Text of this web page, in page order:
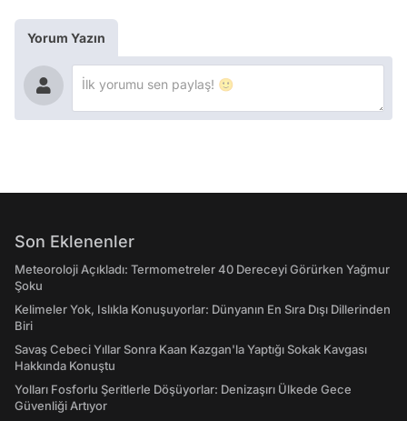
Yorum Yazın
Son Eklenenler
Meteoroloji Açıkladı: Termometreler 40 Dereceyi Görürken Yağmur
Şoku
Kelimeler Yok, Islıkla Konuşuyorlar: Dünyanın En Sıra Dışı Dillerinden
Biri
Savaş Cebeci Yıllar Sonra Kaan Kazgan'la Yaptığı Sokak Kavgası
Hakkında Konuştu
Yolları Fosforlu Şeritlerle Döşüyorlar: Denizaşırı Ülkede Gece
Güvenliği Artıyor